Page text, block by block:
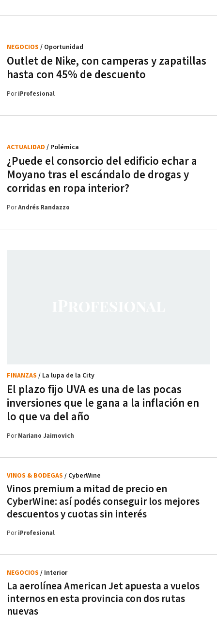
Outlet de Nike, con camperas y zapatillas
hasta con 45% de descuento
NEGOCIOS / Oportunidad
PoriProfesional
¿Puede el consorcio del edificio echar a
Moyano tras el escándalo de drogas y
corridas en ropa interior?
ACTUALIDAD / Polémica
PorAndrés Randazzo
El plazo fijo UVA es una de las pocas
inversiones que le gana a la inflación en
lo que va del año
FINANZAS / La lupa de la City
PorMariano Jaimovich
Vinos premium a mitad de precio en
CyberWine: así podés conseguir los mejores
descuentos y cuotas sin interés
VINOS & BODEGAS / CyberWine
PoriProfesional
La aerolínea American Jet apuesta a vuelos
internos en esta provincia con dos rutas
nuevas
NEGOCIOS / Interior